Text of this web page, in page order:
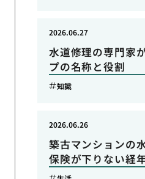
水道修理の専門家
プの名称と役割
2026.06.27
知識
築古マンションの
保険が下りない経
2026.06.26